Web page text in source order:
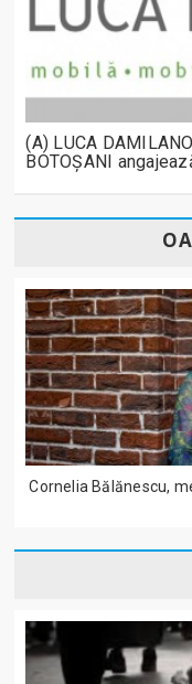
(A) LUCA
BOTOȘANI
Cornelia Bălănescu,